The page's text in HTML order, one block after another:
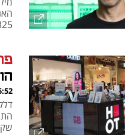
325 מיליון דולר, נמוך ב-12.6% מהצפי, והמניה
05.08.26